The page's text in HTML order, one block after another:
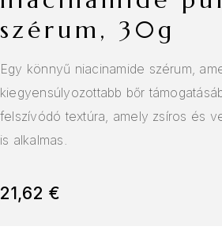
szérum, 30g
Egy könnyű niacinamide szérum,
kiegyensúlyozottabb bőr
felszívódó textúra, amely zsíros és
is alkalmas.
21,62 €